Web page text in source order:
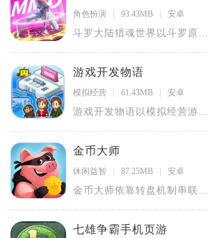
角色扮演 93.43MB 安卓
斗罗大陆猎魂世界以斗罗原著
游戏开发物语
模拟经营 61.43MB 安卓
游戏开发物语以模拟经营游戏
金币大师
休闲益智 87.25MB 安卓
金币大师依靠转盘机制串联村
七雄争霸手机页游